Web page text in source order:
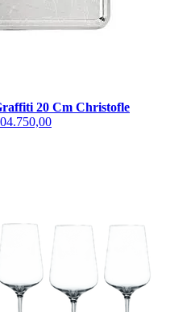
20 Cm Christofle